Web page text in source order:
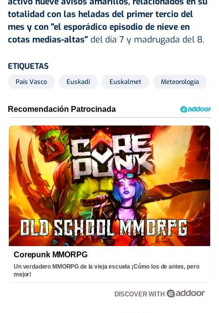
totalidad con las heladas del primer tercio del
mes y con "el esporádico episodio de nieve en
cotas medias-altas" del día 7 y madrugada del 8.
ETIQUETAS
País Vasco Euskadi Euskalmet Meteorología
Corepunk MMORPG
Un verdadero MMORPG de la vieja escuela ¡Cómo los de antes, pero
mejor!
DISCOVER WITH